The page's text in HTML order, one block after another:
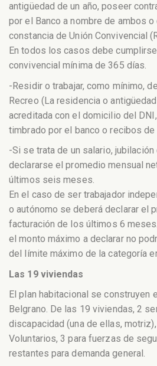
antigüedad de un año, poseer
por el Banco a nombre de ambos o
constancia de Unión Convivencial
En todos los casos debe
convivencial mínima de 365 días.
-Residir o trabajar, como mínimo,
Recreo (La residencia o
acreditada con el domicilio del
timbrado por el banco o recibos de
-Si se trata de un salario,
declararse el promedio mensual
últimos seis meses.
En el caso de ser trabajador
o autónomo se deberá declarar el
facturación de los últimos 6
el monto máximo a declarar no
del límite máximo de la categoría
Las 19 viviendas
El plan habitacional se construyen
Belgrano. De las 19 viviendas, 2
discapacidad (una de ellas,
Voluntarios, 3 para fuerzas de
restantes para demanda general.